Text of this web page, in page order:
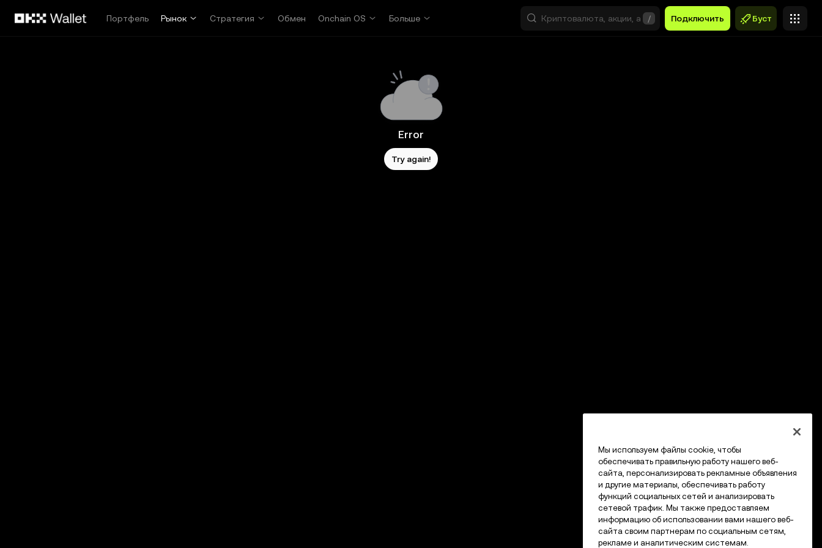
Портфель
Рынок Стратегия Обмен Onchain OS Больше / Подключить Буст
Error
Try again!
Мы используем файлы cookie, чтобы
обеспечивать правильную работу нашего веб-
сайта, персонализировать рекламные объявления
и другие материалы, обеспечивать работу
функций социальных сетей и анализировать
сетевой трафик. Мы также предоставляем
информацию об использовании вами нашего веб-
сайта своим партнерам по социальным сетям,
рекламе и аналитическим системам.